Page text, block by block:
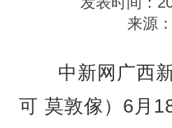
来源
中新网广西新
可 莫敦傢）6月